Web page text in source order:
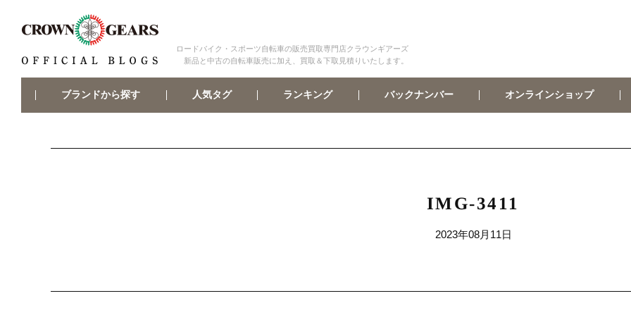
ロードバイク・スポーツ自転車の販売買取専門店クラウンギアーズ
新品と中古の自転車販売に加え、買取＆下取見積りいたします。
ブランドから探す 人気タグ ランキング バックナンバー オンラインショップ
IMG-3411
2023年08月11日